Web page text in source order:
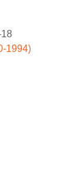
1994)